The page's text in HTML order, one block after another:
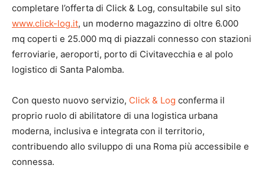
completare l’offerta di Click & Log, consultabile sul sito
www.click-log.it, un moderno magazzino di oltre 6.000
mq coperti e 25.000 mq di piazzali connesso con stazioni
ferroviarie, aeroporti, porto di Civitavecchia e al polo
logistico di Santa Palomba.
Con questo nuovo servizio, Click & Log conferma il
proprio ruolo di abilitatore di una logistica urbana
moderna, inclusiva e integrata con il territorio,
contribuendo allo sviluppo di una Roma più accessibile e
connessa.